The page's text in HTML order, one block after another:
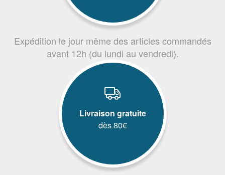
Expédition le jour même des articles commandés
avant 12h (du lundi au vendredi).
Livraison gratuite
dès 80€